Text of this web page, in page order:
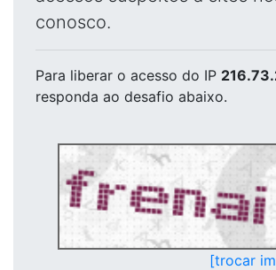
conosco.
Para liberar o acesso do IP
responda ao desafio abaixo.
[trocar